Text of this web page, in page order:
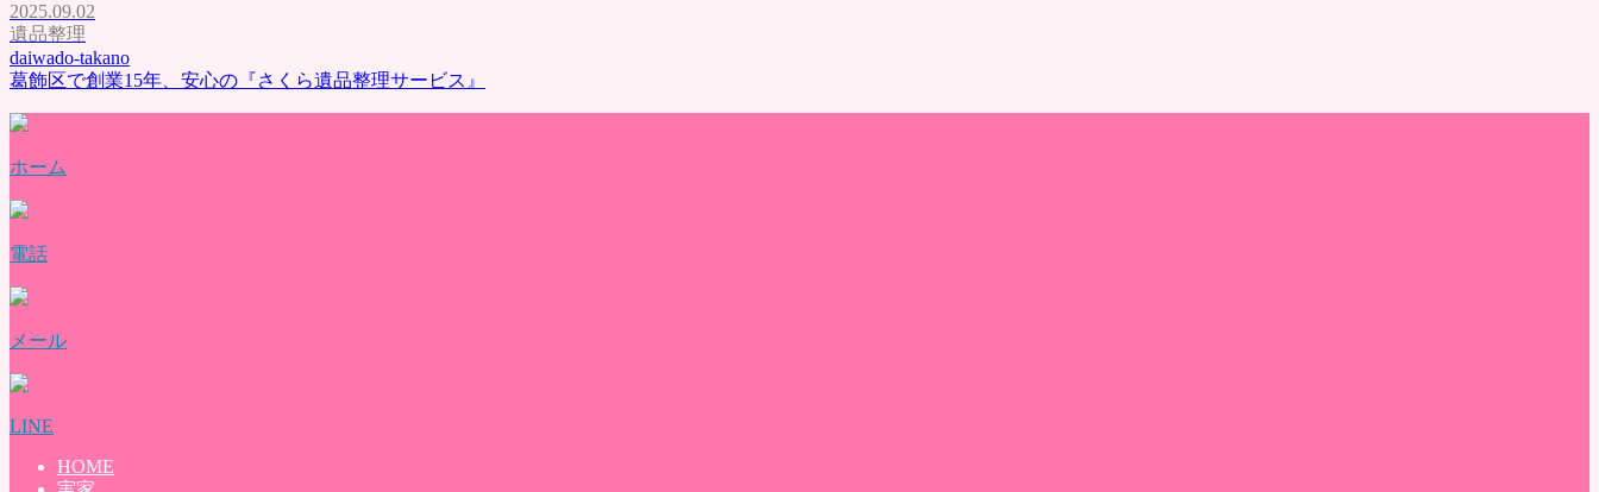
ブログ
お問い合わせ
2025.09.02
遺品整理
daiwado-takano
葛飾区で創業15年、安心の『さくら遺品整理サービス』
ホーム
電話
メール
LINE
HOME